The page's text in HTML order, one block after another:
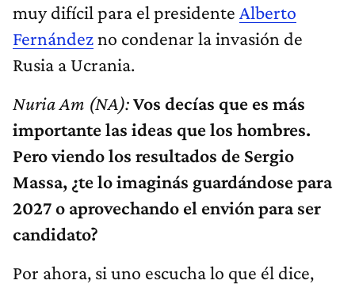
muy difícil para el presidente Alberto
Fernándezno condenar la invasión de
Rusia a Ucrania.
Nuria Am (NA):Vos decías que es más
importante las ideas que los hombres.
Pero viendo los resultados de Sergio
Massa, ¿te lo imaginás guardándose para
2027 o aprovechando el envión para ser
candidato?
Por ahora, si uno escucha lo que él dice,